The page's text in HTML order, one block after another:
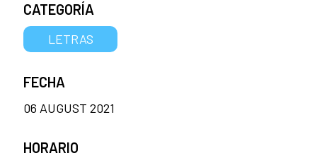
CATEGORÍA
LETRAS
FECHA
06 AUGUST 2021
HORARIO